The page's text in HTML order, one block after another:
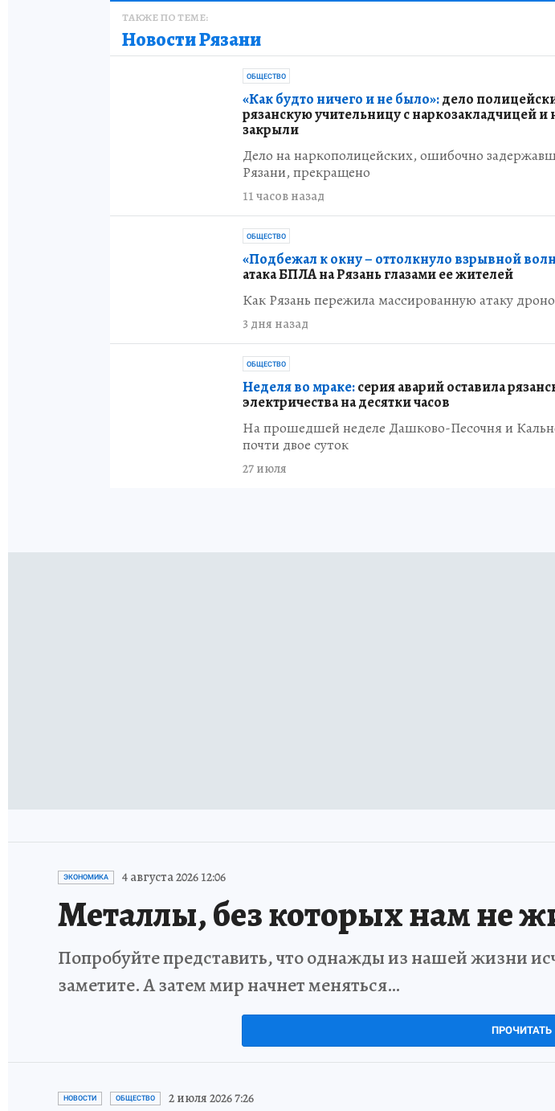
ТАКЖЕ ПО ТЕМЕ:
Новости Рязани
ОБЩЕСТВО
«Как будто ничего и не было»:дело
рязанскую учительницу с наркозакладчицей
закрыли
Дело на наркополицейских, ошибочно
Рязани, прекращено
11 часов назад
ОБЩЕСТВО
«Подбежал к окну – оттолкнуло взрывной
атака БПЛА на Рязань глазами ее жителей
Как Рязань пережила массированную атаку
3 дня назад
ОБЩЕСТВО
Неделя во мраке:серия аварий оставила
электричества на десятки часов
На прошедшей неделе Дашково-Песочня и
почти двое суток
27 июля
ЭКОНОМИКА 4 августа 2026 12:06
Металлы, без которых нам не
Попробуйте представить, что однажды из нашей жизни
заметите. А затем мир начнет меняться…
ПРОЧИТАТЬ
НОВОСТИ ОБЩЕСТВО 2 июля 2026 7:26